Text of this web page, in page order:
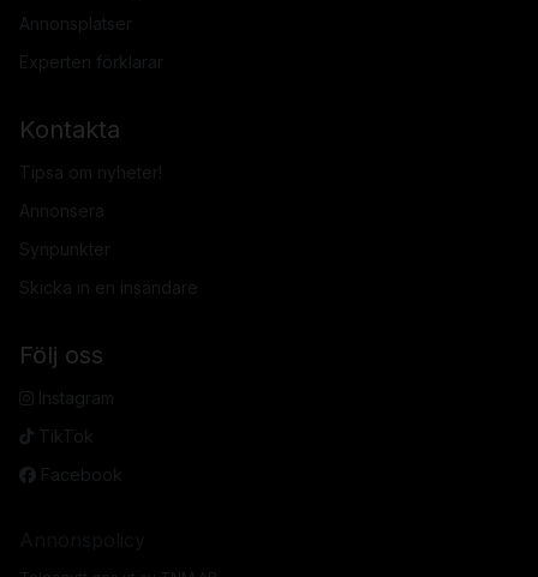
Annonsplatser
Experten förklarar
Kontakta
Tipsa om nyheter!
Annonsera
Synpunkter
Skicka in en insändare
Följ oss
Instagram
TikTok
Facebook